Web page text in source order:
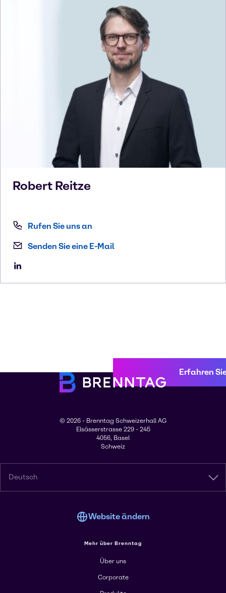
Robert Reitze
Rufen Sie uns an
Senden Sie eine E-Mail
Erfahren
© 2026 - Brenntag Schweizerhall AG
Elsässerstrasse 229 - 245
4056, Basel
Schweiz
Deutsch
Website ändern
Mehr über Brenntag
Über uns
Corporate